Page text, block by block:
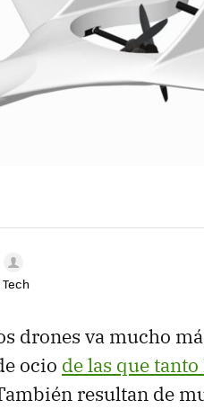
drones va mucho
ocio de las que
resultan de